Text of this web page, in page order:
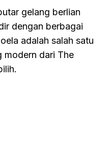
gelang berlian
dengan berbagai
adalah salah satu
modern dari The